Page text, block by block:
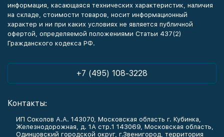
информация, касающаяся технических характеристик, наличия
на складе, стоимости товаров, носит информационный
характер и ни при каких условиях не является публичной
офертой, определяемой положениями Статьи 437(2)
Гражданского кодекса РФ.
+7 (495) 108-3228
Контакты:
ИП Соколов А.А. 143070, Московская область г. Кубинка,
Железнодорожная, д. 1А стр.1 143069, Московская область,
Одинцовский городской округ, г.Звенигород, территория